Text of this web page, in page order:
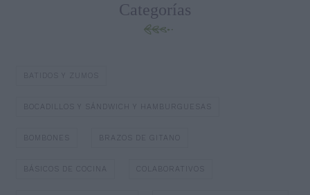
Categorías
BATIDOS Y ZUMOS
BOCADILLOS Y SÁNDWICH Y HAMBURGUESAS
BOMBONES BRAZOS DE GITANO
BÁSICOS DE COCINA COLABORATIVOS